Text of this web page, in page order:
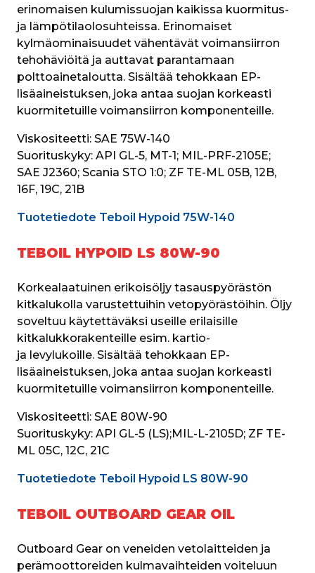
erinomaisen kulumissuojan kaikissa kuormitus-
ja lämpötilaolosuhteissa. Erinomaiset
kylmäominaisuudet vähentävät voimansiirron
tehohäviöitä ja auttavat parantamaan
polttoainetaloutta. Sisältää tehokkaan EP-
lisäaineistuksen, joka antaa suojan korkeasti
kuormitetuille voimansiirron komponenteille.
Viskositeetti: SAE 75W-140
Suorituskyky: API GL-5, MT-1; MIL-PRF-2105E;
SAE J2360; Scania STO 1:0; ZF TE-ML 05B, 12B,
16F, 19C, 21B
Tuotetiedote Teboil Hypoid 75W-140
TEBOIL HYPOID LS 80W-90
Korkealaatuinen erikoisöljy tasauspyörästön
kitkalukolla varustettuihin vetopyörästöihin. Öljy
soveltuu käytettäväksi useille erilaisille
kitkalukkorakenteille esim. kartio-
ja levylukoille. Sisältää tehokkaan EP-
lisäaineistuksen, joka antaa suojan korkeasti
kuormitetuille voimansiirron komponenteille.
Viskositeetti: SAE 80W-90
Suorituskyky: API GL-5 (LS);MIL-L-2105D; ZF TE-
ML 05C, 12C, 21C
Tuotetiedote Teboil Hypoid LS 80W-90
TEBOIL OUTBOARD GEAR OIL
Outboard Gear on veneiden vetolaitteiden ja
perämoottoreiden kulmavaihteiden voiteluun